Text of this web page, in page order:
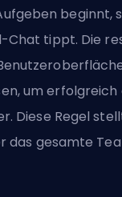
beginnt,
Chat tippt. Die
um erfolgreich
Diese Regel
das gesamte